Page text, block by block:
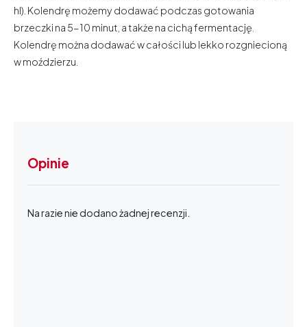
hl). Kolendrę możemy dodawać podczas gotowania
brzeczki na 5-10 minut, a także na cichą fermentację.
Kolendrę można dodawać w całości lub lekko rozgniecioną
w moździerzu.
Opinie
Na razie nie dodano żadnej recenzji.